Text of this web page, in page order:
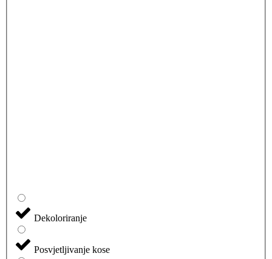
Dekoloriranje
Posvjetljivanje kose